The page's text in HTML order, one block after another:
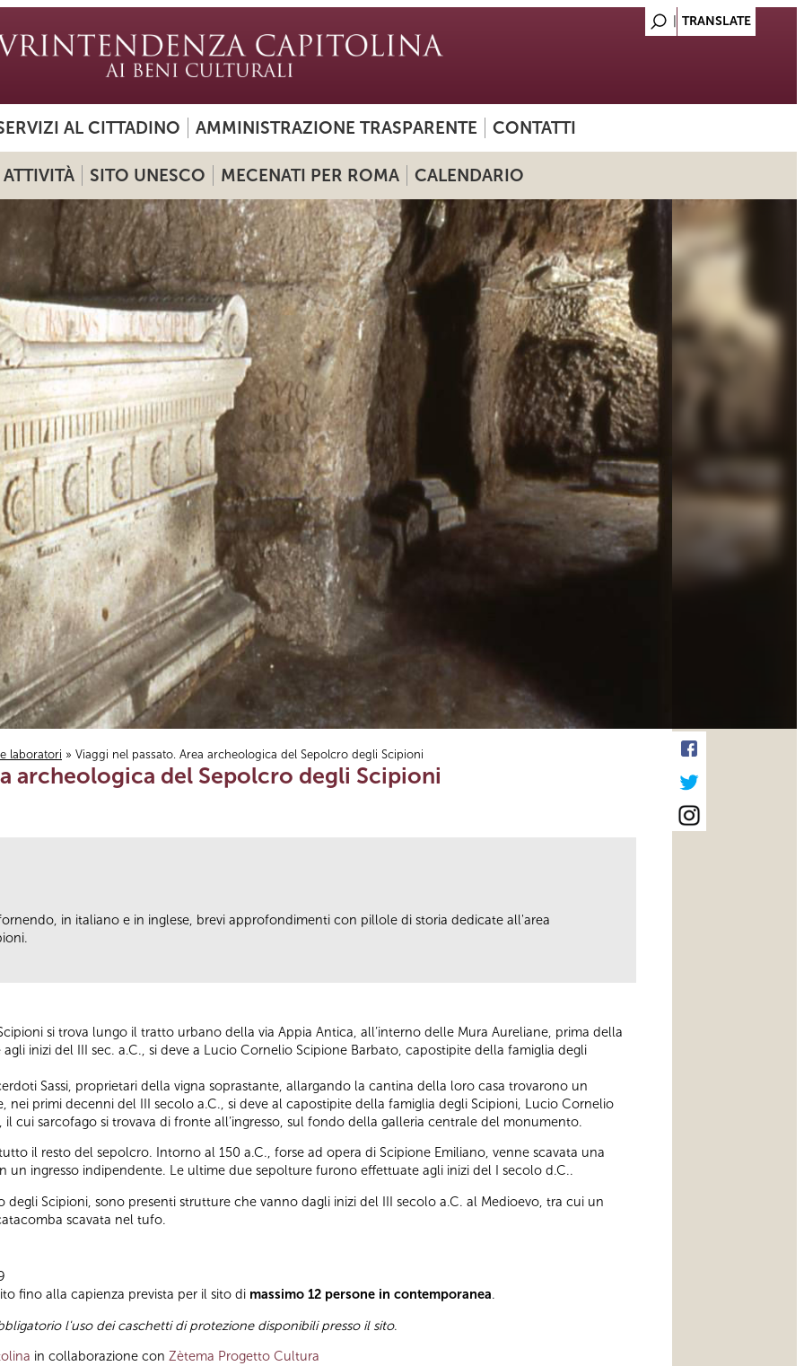
AL CITTADINO AMMINISTRAZIONE TRASPARENTE CONTATTI
ATTIVITÀ SITO UNESCO MECENATI PER ROMA CALENDARIO
laboratori » Viaggi nel passato. Area archeologica del Sepolcro degli Scipioni
archeologica del Sepolcro degli Scipioni
in italiano e in inglese, brevi approfondimenti con pillole di storia dedicate all'area
si trova lungo il tratto urbano della via Appia Antica, all’interno delle Mura Aureliane, prima della
inizi del III sec. a.C., si deve a Lucio Cornelio Scipione Barbato, capostipite della famiglia degli
Sassi, proprietari della vigna soprastante, allargando la cantina della loro casa trovarono un
nei primi decenni del III secolo a.C., si deve al capostipite della famiglia degli Scipioni, Lucio Cornelio
cui sarcofago si trovava di fronte all’ingresso, sul fondo della galleria centrale del monumento.
il resto del sepolcro. Intorno al 150 a.C., forse ad opera di Scipione Emiliano, venne scavata una
un ingresso indipendente. Le ultime due sepolture furono effettuate agli inizi del I secolo d.C..
degli Scipioni, sono presenti strutture che vanno dagli inizi del III secolo a.C. al Medioevo, tra cui un
scavata nel tufo.
fino alla capienza prevista per il sito di massimo 12 persone in contemporanea.
l'uso dei caschetti di protezione disponibili presso il sito.
in collaborazione con Zètema Progetto Cultura